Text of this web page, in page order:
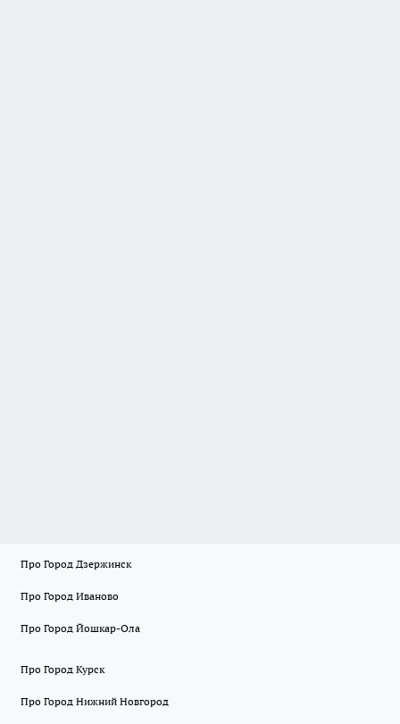
Про Город Дзержинск
Про Город Иваново
Про Город Йошкар-Ола
Про Город Курск
Про Город Нижний Новгород